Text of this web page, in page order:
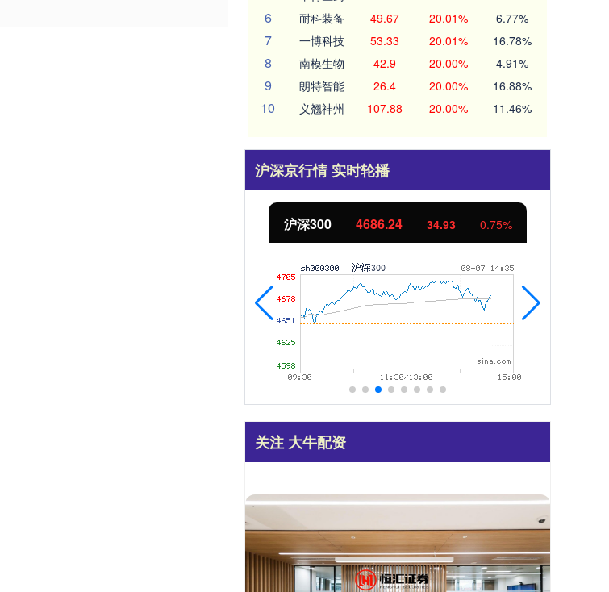
6 耐科装备 49.67 20.01% 6.77%
7 一博科技 53.33 20.01% 16.78%
8 南模生物 42.9 20.00% 4.91%
9 朗特智能 26.4 20.00% 16.88%
10 义翘神州 107.88 20.00% 11.46%
沪深京行情 实时轮播
北证50 1133.15 10.28 0.92%
关注 大牛配资